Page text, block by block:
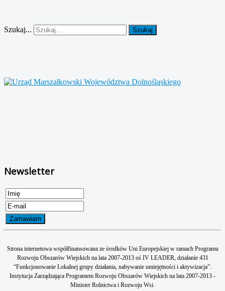
Szukaj... Szukaj
Newsletter
Strona internetowa współfinansowana ze środków Uni Europejskiej w ramach Programu
Rozwoju Obszarów Wiejskich na lata 2007-2013 oś IV LEADER, działanie 431
“Funkcjonowanie Lokalnej grupy działania, nabywanie umiejętności i aktywizacja”.
Instytucja Zarządzająca Programem Rozwoju Obszarów Wiejskich na lata 2007-2013 -
Minister Rolnictwa i Rozwoju Wsi.